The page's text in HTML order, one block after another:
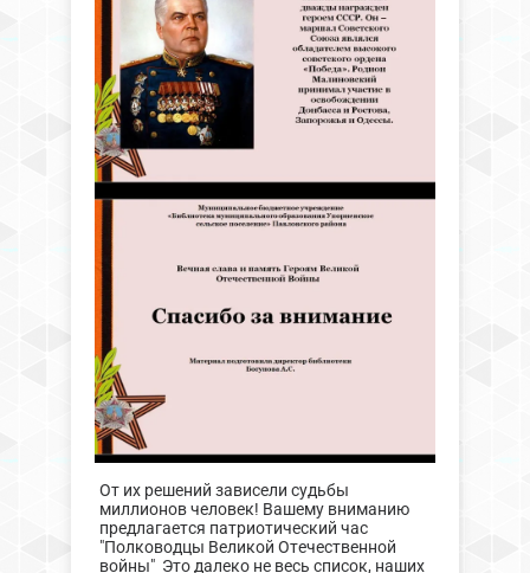
От их решений зависели судьбы
миллионов человек! Вашему вниманию
предлагается патриотический час
"Полководцы Великой Отечественной
войны" Это далеко не весь список, наших